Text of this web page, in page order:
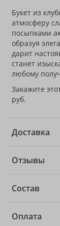
Букет из
атмосферу
посыпками
образуя
дарит
станет
любому
Закажите
руб.
Доставка
Отзывы
Состав
Оплата